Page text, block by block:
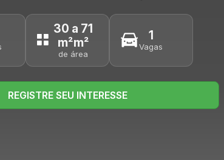
30 a 71
m²m²
de área
1
Vagas
REGISTRE SEU INTERESSE